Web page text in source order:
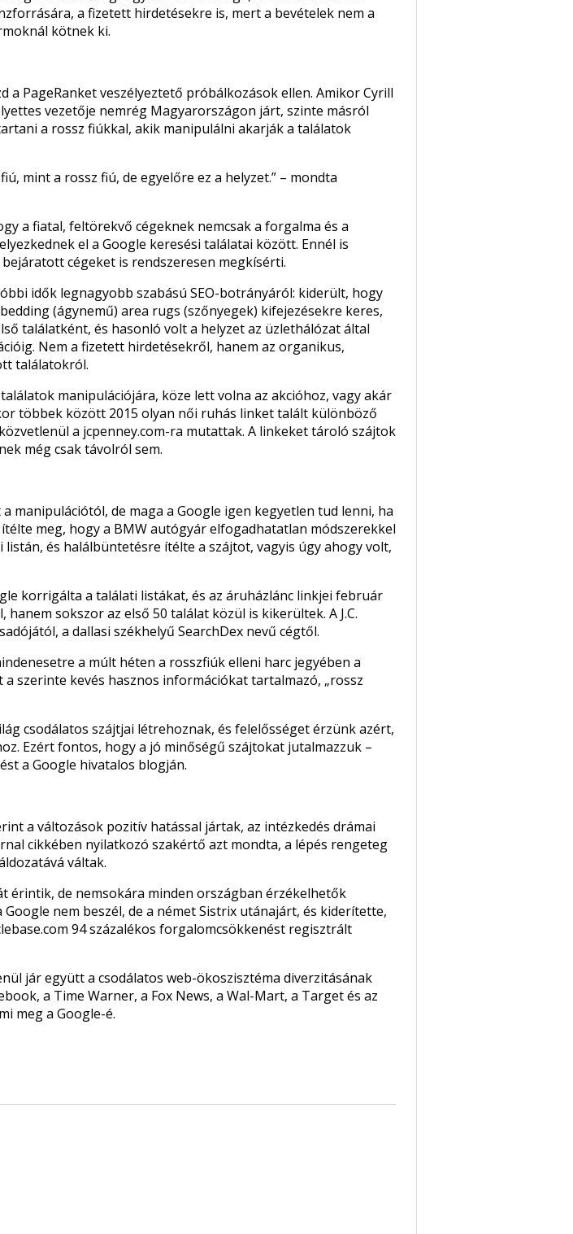
a fizetett hirdetésekre is, mert a bevételek nem a
kötnek ki.
a PageRanket veszélyeztető próbálkozások ellen. Amikor Cyrill
vezetője nemrég Magyarországon járt, szinte másról
a rossz fiúkkal, akik manipulálni akarják a találatok
mint a rossz fiú, de egyelőre ez a helyzet.” – mondta
a fiatal, feltörekvő cégeknek nemcsak a forgalma és a
el a Google keresési találatai között. Ennél is
cégeket is rendszeresen megkísérti.
idők legnagyobb szabású SEO-botrányáról: kiderült, hogy
(ágynemű) area rugs (szőnyegek) kifejezésekre keres,
találatként, és hasonló volt a helyzet az üzlethálózat által
Nem a fizetett hirdetésekről, hanem az organikus,
találatokról.
manipulációjára, köze lett volna az akcióhoz, vagy akár
többek között 2015 olyan női ruhás linket talált különböző
a jcpenney.com-ra mutattak. A linkeket tároló szájtok
még csak távolról sem.
manipulációtól, de maga a Google igen kegyetlen tud lenni, ha
meg, hogy a BMW autógyár elfogadhatatlan módszerekkel
és halálbüntetésre ítélte a szájtot, vagyis úgy ahogy volt,
korrigálta a találati listákat, és az áruházlánc linkjei február
sokszor az első 50 találat közül is kikerültek. A J.C.
a dallasi székhelyű SearchDex nevű cégtől.
a múlt héten a rosszfiúk elleni harc jegyében a
szerinte kevés hasznos információkat tartalmazó, „rossz
csodálatos szájtjai létrehoznak, és felelősséget érzünk azért,
Ezért fontos, hogy a jó minőségű szájtokat jutalmazzuk –
a Google hivatalos blogján.
a változások pozitív hatással jártak, az intézkedés drámai
cikkében nyilatkozó szakértő azt mondta, a lépés rengeteg
váltak.
érintik, de nemsokára minden országban érzékelhetők
nem beszél, de a német Sistrix utánajárt, és kiderítette,
94 százalékos forgalomcsökkenést regisztrált
jár együtt a csodálatos web-ökoszisztéma diverzitásának
a Time Warner, a Fox News, a Wal-Mart, a Target és az
meg a Google-é.